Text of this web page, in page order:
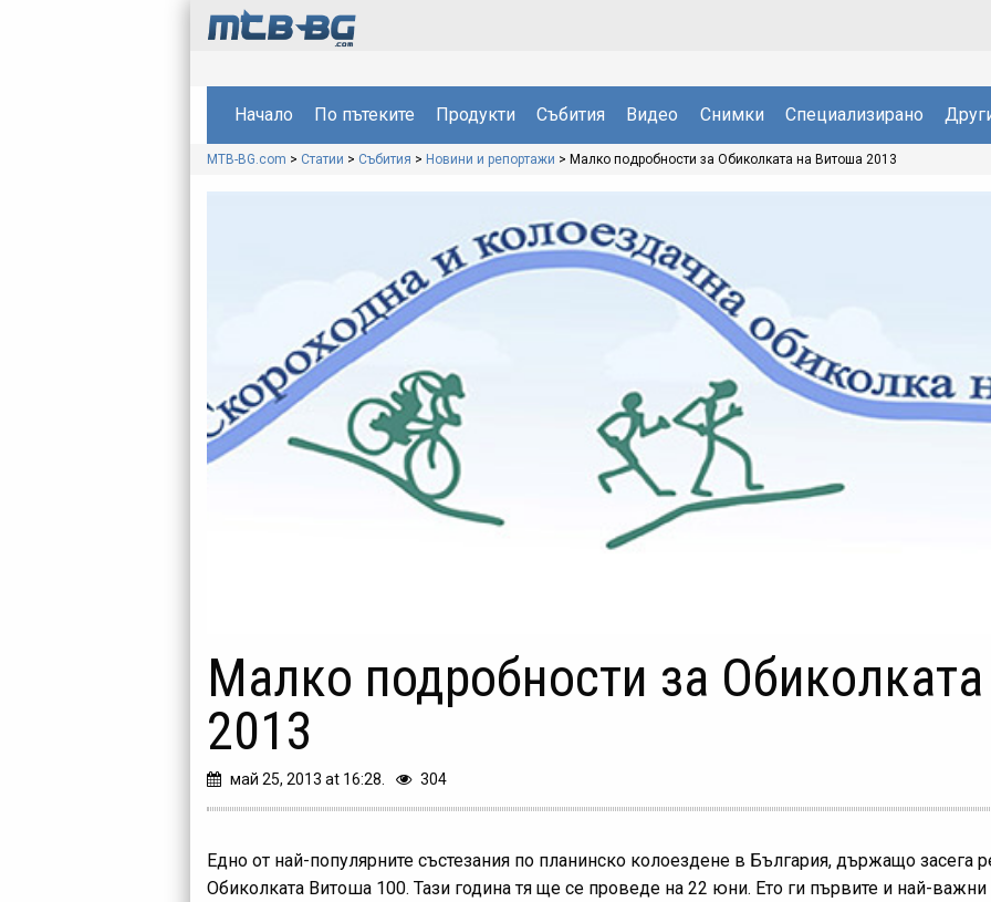
Начало По пътеките Продукти Събития Видео Снимки Специализирано
MTB-BG.com > Статии > Събития > Новини и репортажи > Малко подробности за Обиколката на Витоша 2013
Малко подробности за
2013
май 25, 2013 at 16:28. 304
Едно от най-популярните състезания по планинско колоездене в България, държащо засега
Обиколката Витоша 100. Тази година тя ще се проведе на 22 юни. Ето ги първите и най-важни